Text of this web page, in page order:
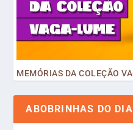
ABOBRINHAS DO DIA